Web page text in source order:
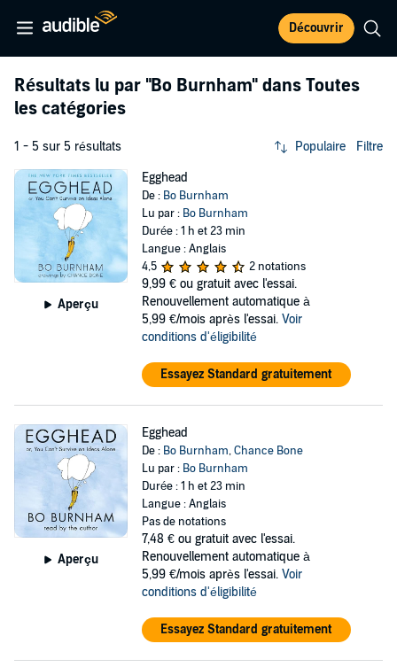
Découvrir
Résultats lu par "Bo Burnham" dans Toutes
les catégories
1 - 5 sur 5 résultats Populaire Filtre
Aperçu
Egghead
De : Bo Burnham
Lu par : Bo Burnham
Durée : 1 h et 23 min
Langue : Anglais
4,5
2 notations
9,99 € ou gratuit avec l'essai.
Renouvellement automatique à
5,99 €/mois après l'essai. Voir
conditions d'éligibilité
Essayez Standard gratuitement
Aperçu
Egghead
De : Bo Burnham,Chance Bone
Lu par : Bo Burnham
Durée : 1 h et 23 min
Langue : Anglais
Pas de notations
7,48 € ou gratuit avec l'essai.
Renouvellement automatique à
5,99 €/mois après l'essai. Voir
conditions d'éligibilité
Essayez Standard gratuitement